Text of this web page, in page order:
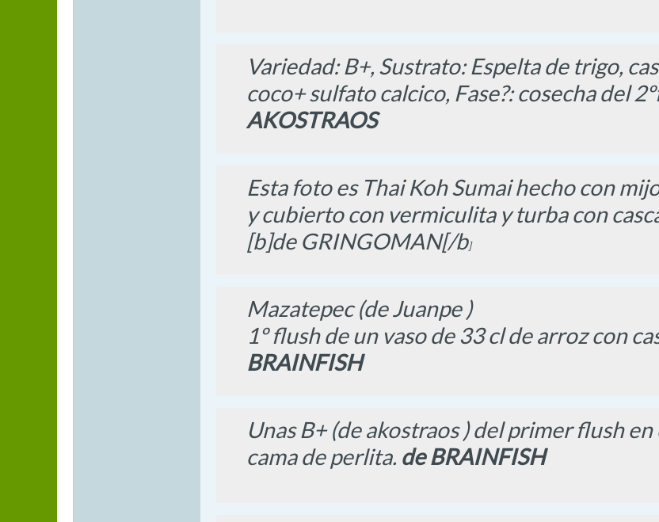
Variedad: B+, Sustrato: Espelta de trigo,
coco+ sulfato calcico, Fase?: cosecha del
AKOSTRAOS
Esta foto es Thai Koh Sumai hecho con
y cubierto con vermiculita y turba con
[b]de GRINGOMAN[/b]
Mazatepec (de Juanpe )
1º flush de un vaso de 33 cl de arroz con
BRAINFISH
Unas B+ (de akostraos ) del primer flush
cama de perlita. de BRAINFISH